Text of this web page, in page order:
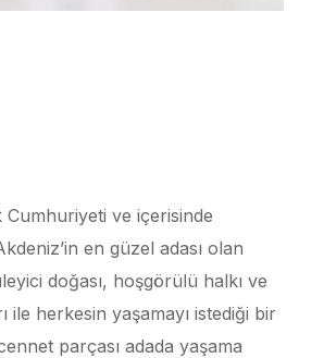
Cumhuriyeti ve içerisinde
en güzel adası olan
doğası, hoşgörülü halkı ve
ile herkesin yaşamayı istediği bir
parçası adada yaşama